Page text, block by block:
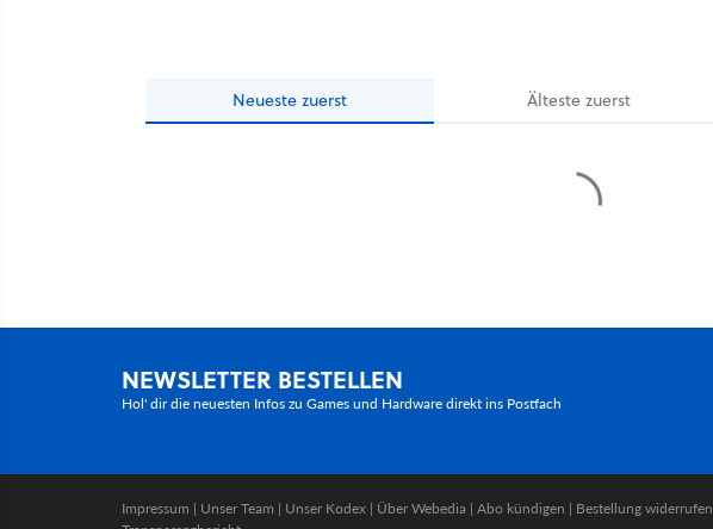
Neueste zuerst Ältestezuerst
NEWSLETTER BESTELLEN
Hol' dir die neuesten Infos zu Games und Hardware direkt ins Postfach
Impressum | Unser Team | Unser Kodex | Über Webedia | Abo kündigen | Bestellung widerrufen